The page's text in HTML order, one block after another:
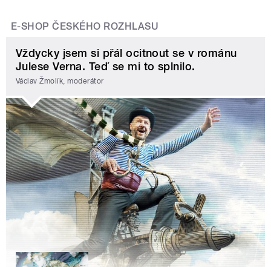
E-SHOP ČESKÉHO ROZHLASU
Vždycky jsem si přál ocitnout se v románu
Julese Verna. Teď se mi to splnilo.
Václav Žmolík, moderátor